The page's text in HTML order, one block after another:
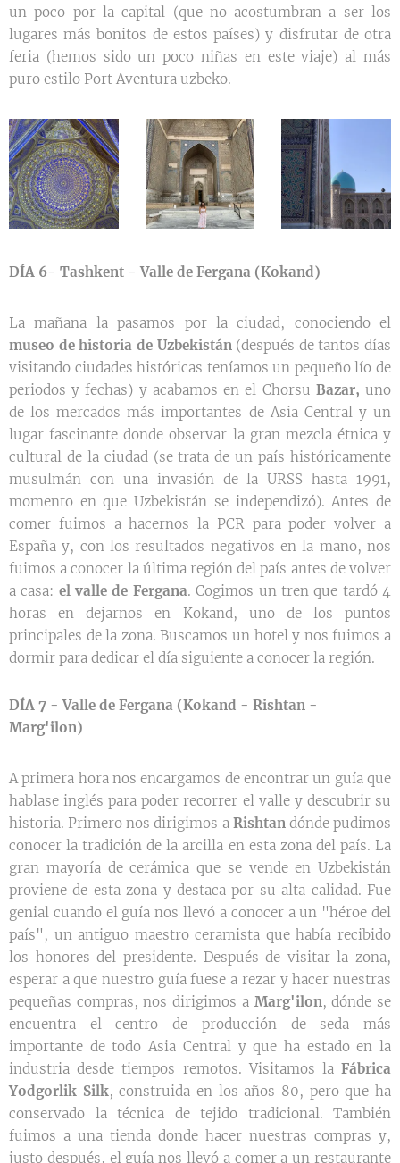
un poco por la capital (que no acostumbran a ser los
lugares más bonitos de estos países) y disfrutar de otra
feria (hemos sido un poco niñas en este viaje) al más
puro estilo Port Aventura uzbeko.
DÍA 6- Tashkent - Valle de Fergana (Kokand)
La mañana la pasamos por la ciudad, conociendo el
museo de historia de Uzbekistán(después de tantos días
visitando ciudades históricas teníamos un pequeño lío de
periodos y fechas) y acabamos en el Chorsu Bazar, uno
de los mercados más importantes de Asia Central y un
lugar fascinante donde observar la gran mezcla étnica y
cultural de la ciudad (se trata de un país históricamente
musulmán con una invasión de la URSS hasta 1991,
momento en que Uzbekistán se independizó). Antes de
comer fuimos a hacernos la PCR para poder volver a
España y, con los resultados negativos en la mano, nos
fuimos a conocer la última región del país antes de volver
a casa: el valle de Fergana. Cogimos un tren que tardó 4
horas en dejarnos en Kokand, uno de los puntos
principales de la zona. Buscamos un hotel y nos fuimos a
dormir para dedicar el día siguiente a conocer la región.
DÍA 7 - Valle de Fergana (Kokand - Rishtan -
Marg'ilon)
A primera hora nos encargamos de encontrar un guía que
hablase inglés para poder recorrer el valle y descubrir su
historia. Primero nos dirigimos a Rishtan dónde pudimos
conocer la tradición de la arcilla en esta zona del país. La
gran mayoría de cerámica que se vende en Uzbekistán
proviene de esta zona y destaca por su alta calidad. Fue
genial cuando el guía nos llevó a conocer a un "héroe del
país", un antiguo maestro ceramista que había recibido
los honores del presidente. Después de visitar la zona,
esperar a que nuestro guía fuese a rezar y hacer nuestras
pequeñas compras, nos dirigimos a Marg'ilon, dónde se
encuentra el centro de producción de seda más
importante de todo Asia Central y que ha estado en la
industria desde tiempos remotos. Visitamos laFábrica
Yodgorlik Silk, construida en los años 80, pero que ha
conservado la técnica de tejido tradicional. También
fuimos a una tienda donde hacer nuestras compras y,
justo después, el guía nos llevó a comer a un restaurante